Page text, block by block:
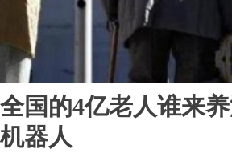
国的4亿老人谁来
器人